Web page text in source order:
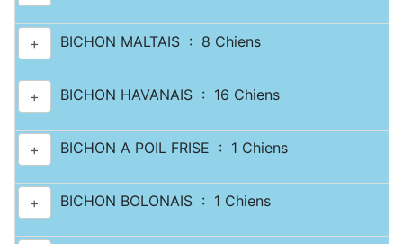
+ BICHON MALTAIS : 8 Chiens
+ BICHON HAVANAIS : 16 Chiens
+ BICHON A POIL FRISE : 1 Chiens
+ BICHON BOLONAIS : 1 Chiens